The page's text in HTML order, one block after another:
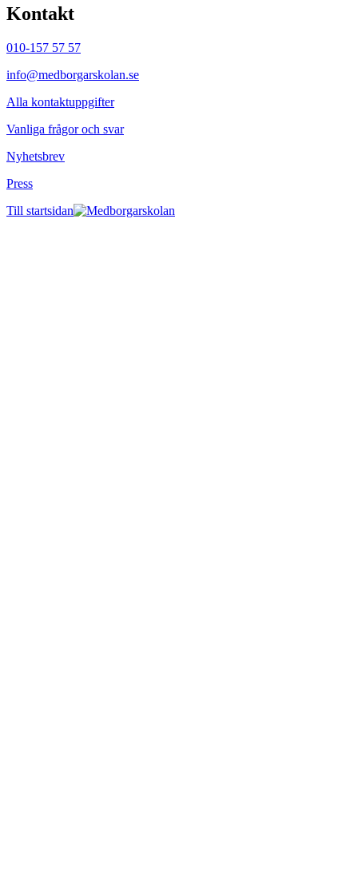
Kontakt
010-157 57 57
info@medborgarskolan.se
Alla kontaktuppgifter
Vanliga frågor och svar
Nyhetsbrev
Press
Till startsidan